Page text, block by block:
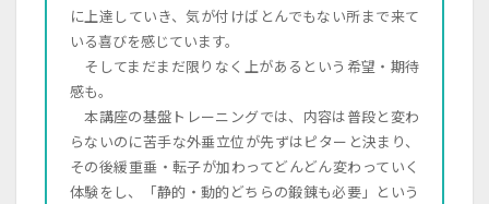
に上達していき、気が付けばとんでもない所まで来て
いる喜びを感じています。
そしてまだまだ限りなく上があるという希望・期待
感も。
本講座の基盤トレーニングでは、内容は普段と変わ
らないのに苦手な外垂立位が先ずはピターと決まり、
その後緩重垂・転子が加わってどんどん変わっていく
体験をし、「静的・動的どちらの鍛錬も必要」という